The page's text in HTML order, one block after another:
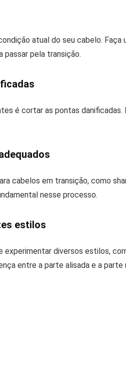
atual do seu cabelo.
passar pela transição.
é cortar as pontas danificadas.
cabelos em transição, como
nesse processo.
estilos
experimentar diversos estilos,
entre a parte alisada e a parte